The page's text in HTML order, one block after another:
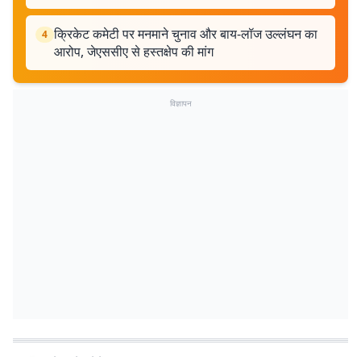
4 क्रिकेट कमेटी पर मनमाने चुनाव और बाय-लॉज उल्लंघन का
आरोप, जेएससीए से हस्तक्षेप की मांग
विज्ञापन